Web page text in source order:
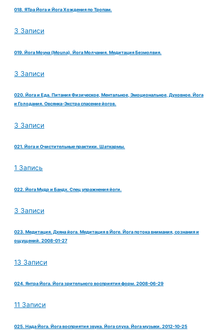
018. ЯТра Йога и Йога Хождения по Тропам.
3 Записи
019. Йога Моуна (Mouna). Йога Молчания. Медитация Безмолвия.
3 Записи
020. Йога и Еда. Питания Физическое, Ментальное, Эмоциональное, Духовное. Йога
и Голодания. Овсянка-Экстра спасение йогов.
3 Записи
021. Йога и Очистительные практики. Шаткармы.
1 Запись
022. Йога Мудр и Бандх. Спец упражнения йоги.
3 Записи
023. Медитация. Дхяна йога. Медитация в Йоге. Йога потока внимания, сознания и
ощущений. 2008-01-27
13 Записи
024. Янтра Йога. Йога зрительного восприятия форм. 2008-06-29
11 Записи
025. Нада Йога. Йога восприятия звука. Йога слуха. Йога музыки. 2012-10-25